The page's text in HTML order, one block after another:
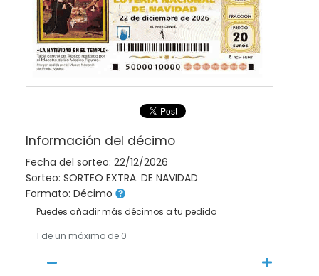
Información del décimo
Fecha del sorteo: 22/12/2026
Sorteo: SORTEO EXTRA. DE NAVIDAD
Formato: Décimo
Puedes añadir más décimos a tu pedido
1 de un máximo de 0